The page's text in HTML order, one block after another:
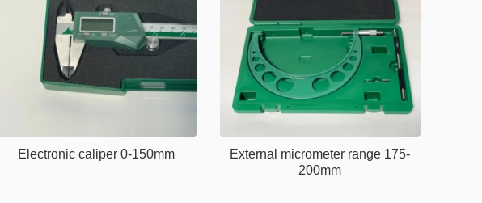
Electronic caliper 0-150mm
External micrometer range 175-
200mm